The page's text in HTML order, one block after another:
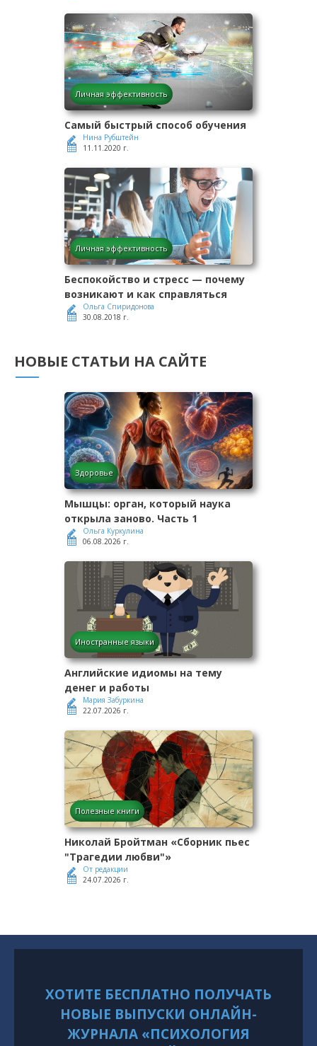
Личная эффективность
Самый быстрый способ обучения
Нина Рубштейн
11.11.2020 г.
Личная эффективность
Беспокойство и стресс — почему
возникают и как справляться
Ольга Спиридонова
30.08.2018 г.
НОВЫЕ СТАТЬИ НА САЙТЕ
Здоровье
Мышцы: орган, который наука
открыла заново. Часть 1
Ольга Куркулина
06.08.2026 г.
Иностранные языки
Английские идиомы на тему
денег и работы
Мария Забуркина
22.07.2026 г.
Полезные книги
Николай Бройтман «Сборник пьес
"Трагедии любви"»
От редакции
24.07.2026 г.
ХОТИТЕ БЕСПЛАТНО ПОЛУЧАТЬ
НОВЫЕ ВЫПУСКИ ОНЛАЙН-
ЖУРНАЛА «ПСИХОЛОГИЯ